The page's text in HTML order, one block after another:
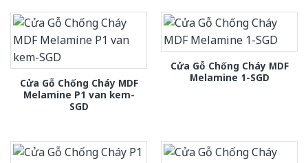
Cửa Gỗ Chống Cháy MDF
Melamine P1 van kem-
SGD
Cửa Gỗ Chống Cháy MDF
Melamine 1-SGD